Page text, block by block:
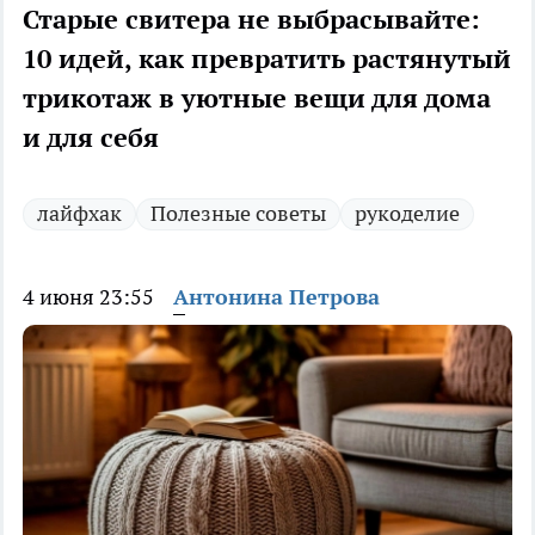
Старые свитера не выбрасывайте:
10 идей, как превратить растянутый
трикотаж в уютные вещи для дома
и для себя
лайфхак Полезные советы рукоделие
4 июня 23:55 Антонина Петрова